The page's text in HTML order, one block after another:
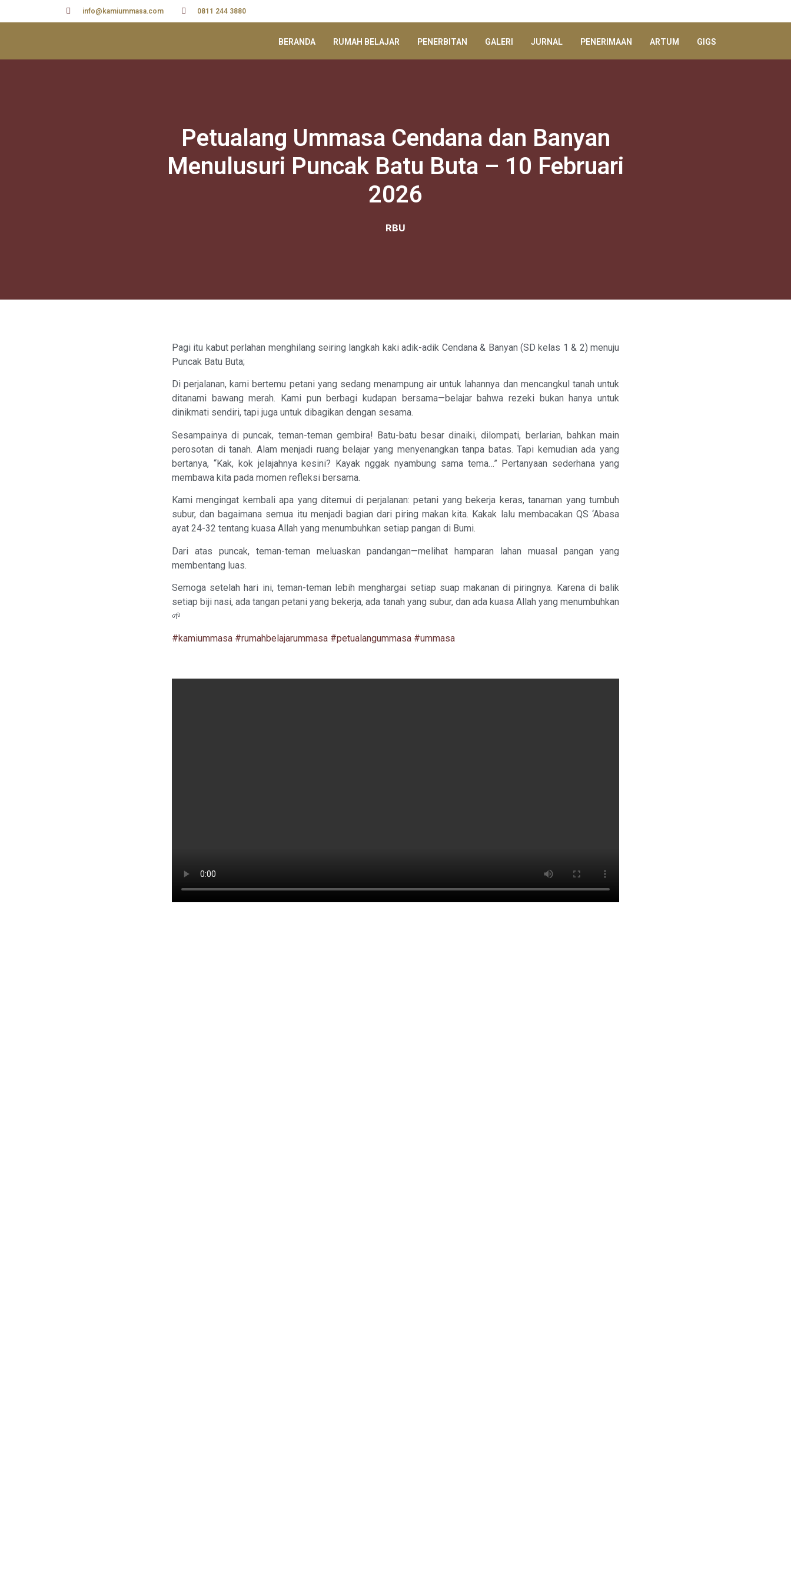
info@kamiummasa.com 0811 244 3880
BERANDA RUMAH BELAJAR PENERBITAN GALERI JURNAL PENERIMAAN ARTUM GIGS
Petualang Ummasa Cendana dan Banyan
Menulusuri Puncak Batu Buta – 10 Februari
2026
RBU
Pagi itu kabut perlahan menghilang seiring langkah kaki adik-adik Cendana & Banyan (SD kelas 1 & 2) menuju
Puncak Batu Buta;
Di perjalanan, kami bertemu petani yang sedang menampung air untuk lahannya dan mencangkul tanah untuk
ditanami bawang merah. Kami pun berbagi kudapan bersama—belajar bahwa rezeki bukan hanya untuk
dinikmati sendiri, tapi juga untuk dibagikan dengan sesama.
Sesampainya di puncak, teman-teman gembira! Batu-batu besar dinaiki, dilompati, berlarian, bahkan main
perosotan di tanah. Alam menjadi ruang belajar yang menyenangkan tanpa batas. Tapi kemudian ada yang
bertanya, “Kak, kok jelajahnya kesini? Kayak nggak nyambung sama tema…” Pertanyaan sederhana yang
membawa kita pada momen refleksi bersama.
Kami mengingat kembali apa yang ditemui di perjalanan: petani yang bekerja keras, tanaman yang tumbuh
subur, dan bagaimana semua itu menjadi bagian dari piring makan kita. Kakak lalu membacakan QS ‘Abasa
ayat 24-32 tentang kuasa Allah yang menumbuhkan setiap pangan di Bumi.
Dari atas puncak, teman-teman meluaskan pandangan—melihat hamparan lahan muasal pangan yang
membentang luas.
Semoga setelah hari ini, teman-teman lebih menghargai setiap suap makanan di piringnya. Karena di balik
setiap biji nasi, ada tangan petani yang bekerja, ada tanah yang subur, dan ada kuasa Allah yang menumbuhkan
🌱
#kamiummasa #rumahbelajarummasa #petualangummasa #ummasa